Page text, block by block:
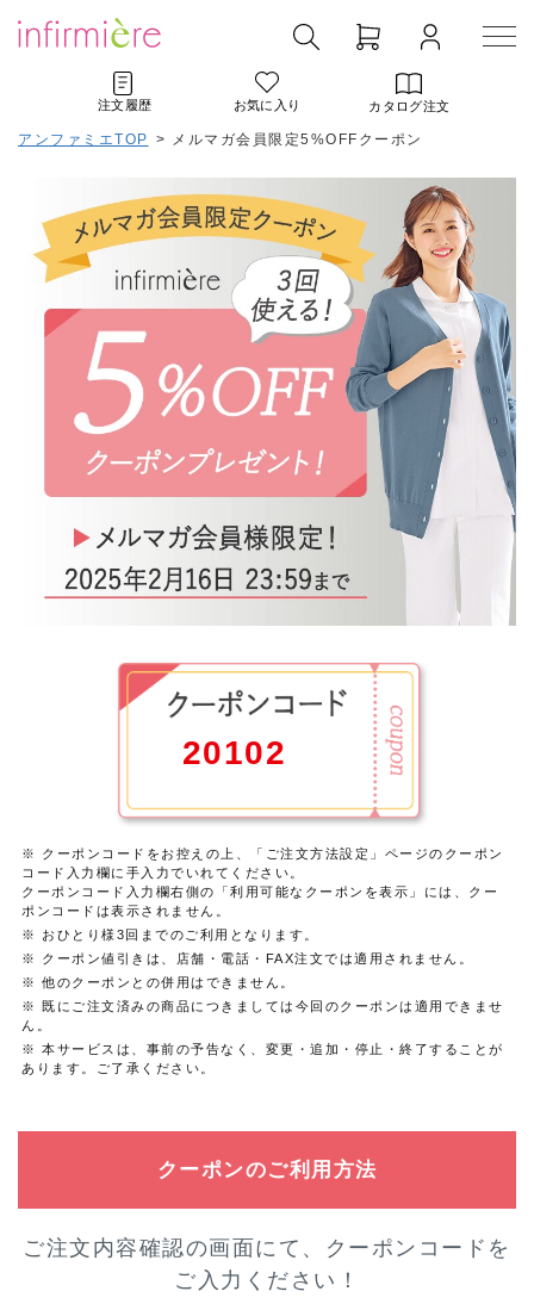
注文履歴 お気に入り カタログ注文
アンファミエTOP > メルマガ会員限定5%OFFクーポン
20102
※ クーポンコードをお控えの上、「ご注文方法設定」ページのクーポン
コード入力欄に手入力でいれてください。
クーポンコード入力欄右側の「利用可能なクーポンを表示」には、クー
ポンコードは表示されません。
※ おひとり様3回までのご利用となります。
※ クーポン値引きは、店舗・電話・FAX注文では適用されません。
※ 他のクーポンとの併用はできません。
※ 既にご注文済みの商品につきましては今回のクーポンは適用できませ
ん。
※ 本サービスは、事前の予告なく、変更・追加・停止・終了することが
あります。ご了承ください。
クーポンのご利用方法
ご注文内容確認の画面にて、クーポンコードを
ご入力ください！